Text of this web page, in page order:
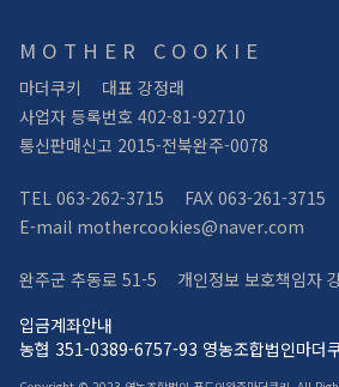
MOTHER COOKIE
마더쿠키
대표 강정래
사업자 등록번호 402-81-92710
통신판매신고 2015-전북완주-0078
TEL 063-262-3715
FAX 063-261-3715
E-mail mothercookies@naver.com
완주군 추동로 51-5
개인정보 보호책임자
입금계좌안내
농협 351-0389-6757-93 영농조합법인마더